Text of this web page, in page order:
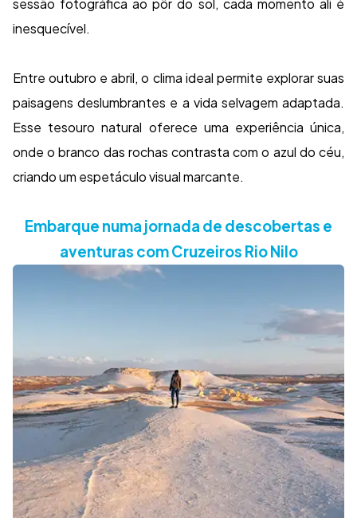
sessão fotográfica ao pôr do sol, cada momento ali é
inesquecível.
Entre outubro e abril, o clima ideal permite explorar suas
paisagens deslumbrantes e a vida selvagem adaptada.
Esse tesouro natural oferece uma experiência única,
onde o branco das rochas contrasta com o azul do céu,
criando um espetáculo visual marcante.
Embarque numa jornada de descobertas e
aventuras com Cruzeiros Rio Nilo